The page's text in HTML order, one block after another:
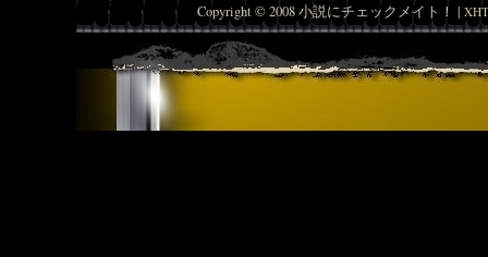
Copyright © 2008 小説にチェックメイト！ |